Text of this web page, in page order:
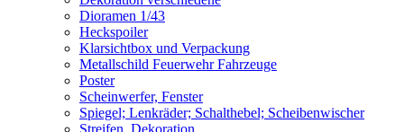
Dioramen 1/43
Heckspoiler
Klarsichtbox und Verpackung
Metallschild Feuerwehr Fahrzeuge
Poster
Scheinwerfer, Fenster
Spiegel; Lenkräder; Schalthebel; Scheibenwischer
Streifen, Dekoration